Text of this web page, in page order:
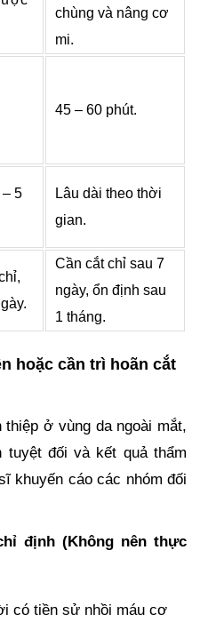
chùng và nâng cơ
mi.
45 – 60 phút.
– 5
Lâu dài theo thời
gian.
Cần cắt chỉ sau 7
ngày, ổn định sau
1 tháng.
hoặc cần trì hoãn cắt
ở vùng da ngoài mắt,
tuyệt đối và kết quả thẩm
khuyến cáo các nhóm đối
định (Không nên thực
có tiền sử nhồi máu cơ